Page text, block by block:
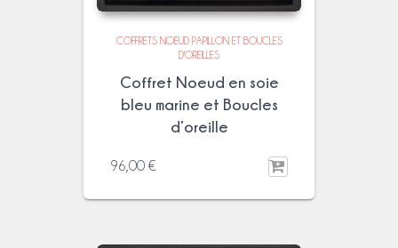
COFFRETS NOEUD PAPILLON ET BOUCLES
D'OREILLES
Coffret Noeud en soie
bleu marine et Boucles
d’oreille
96,00€